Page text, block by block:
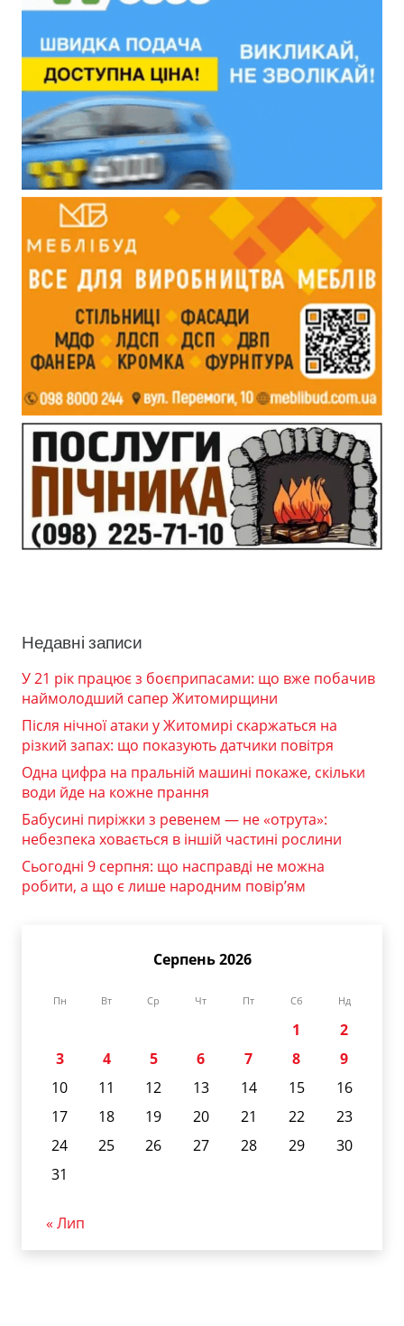
Недавні записи
У 21 рік працює з боєприпасами: що вже побачив
наймолодший сапер Житомирщини
Після нічної атаки у Житомирі скаржаться на
різкий запах: що показують датчики повітря
Одна цифра на пральній машині покаже, скільки
води йде на кожне прання
Бабусині пиріжки з ревенем — не «отрута»:
небезпека ховається в іншій частині рослини
Сьогодні 9 серпня: що насправді не можна
робити, а що є лише народним повір’ям
Серпень 2026
Пн Вт Ср Чт Пт Сб Нд
1
2
3
4 5 6 7 8
9
10
11 12 13 14 15
16
17
18 19 20 21 22
23
24
25 26 27 28 29
30
31
« Лип